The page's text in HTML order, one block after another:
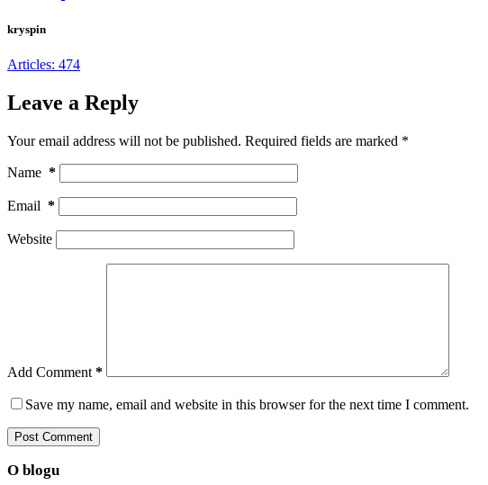
kryspin
Articles: 474
Leave a Reply
Your email address will not be published. Required fields are marked *
Name *
Email *
Website
Add Comment *
Save my name, email and website in this browser for the next time I comment.
Post Comment
O blogu